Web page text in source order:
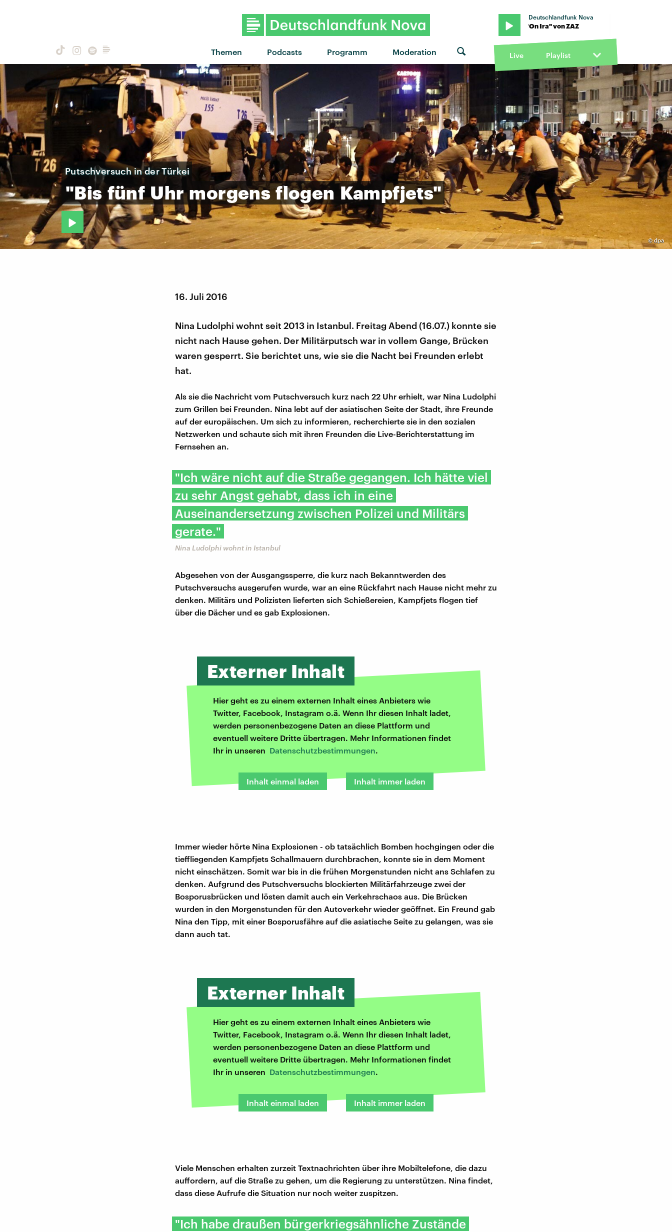
Themen Podcasts Programm Moderation
Deutschlandfunk Nova
"On Ira" von ZAZ · "On Ira" von ZAZ · "On Ira" von ZAZ
Live Playlist
©dpa
Putschversuch in der Türkei
"Bis fünf Uhr morgens flogen Kampfjets"
16. Juli 2016
Nina Ludolphi wohnt seit 2013 in Istanbul. Freitag Abend (16.07.) konnte sie
nicht nach Hause gehen. Der Militärputsch war in vollem Gange, Brücken
waren gesperrt. Sie berichtet uns, wie sie die Nacht bei Freunden erlebt
hat.
Als sie die Nachricht vom Putschversuch kurz nach 22 Uhr erhielt, war Nina Ludolphi
zum Grillen bei Freunden. Nina lebt auf der asiatischen Seite der Stadt, ihre Freunde
auf der europäischen. Um sich zu informieren, recherchierte sie in den sozialen
Netzwerken und schaute sich mit ihren Freunden die Live-Berichterstattung im
Fernsehen an.
"Ich wäre nicht auf die Straße gegangen. Ich hätte viel
zu sehr Angst gehabt, dass ich in eine
Auseinandersetzung zwischen Polizei und Militärs
gerate."
Nina Ludolphi wohnt in Istanbul
Abgesehen von der Ausgangssperre, die kurz nach Bekanntwerden des
Putschversuchs ausgerufen wurde, war an eine Rückfahrt nach Hause nicht mehr zu
denken. Militärs und Polizisten lieferten sich Schießereien, Kampfjets flogen tief
über die Dächer und es gab Explosionen.
Externer Inhalt
Hier geht es zu einem externen Inhalt eines Anbieters wie
Twitter, Facebook, Instagram o.ä. Wenn Ihr diesen Inhalt ladet,
werden personenbezogene Daten an diese Plattform und
eventuell weitere Dritte übertragen. Mehr Informationen findet
Ihr in unseren Datenschutzbestimmungen.
Inhalt einmal laden Inhalt immer laden
Immer wieder hörte Nina Explosionen - ob tatsächlich Bomben hochgingen oder die
tieffliegenden Kampfjets Schallmauern durchbrachen, konnte sie in dem Moment
nicht einschätzen. Somit war bis in die frühen Morgenstunden nicht ans Schlafen zu
denken. Aufgrund des Putschversuchs blockierten Militärfahrzeuge zwei der
Bosporusbrücken und lösten damit auch ein Verkehrschaos aus. Die Brücken
wurden in den Morgenstunden für den Autoverkehr wieder geöffnet. Ein Freund gab
Nina den Tipp, mit einer Bosporusfähre auf die asiatische Seite zu gelangen, was sie
dann auch tat.
Externer Inhalt
Hier geht es zu einem externen Inhalt eines Anbieters wie
Twitter, Facebook, Instagram o.ä. Wenn Ihr diesen Inhalt ladet,
werden personenbezogene Daten an diese Plattform und
eventuell weitere Dritte übertragen. Mehr Informationen findet
Ihr in unseren Datenschutzbestimmungen.
Inhalt einmal laden Inhalt immer laden
Viele Menschen erhalten zurzeit Textnachrichten über ihre Mobiltelefone, die dazu
auffordern, auf die Straße zu gehen, um die Regierung zu unterstützen. Nina findet,
dass diese Aufrufe die Situation nur noch weiter zuspitzen.
"Ich habe draußen bürgerkriegsähnliche Zustände